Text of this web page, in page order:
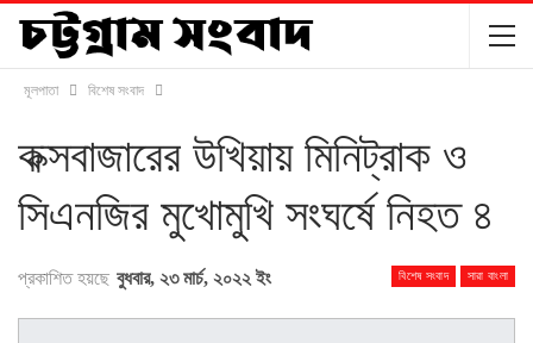
মূলপাতা বিশেষ সংবাদ
কক্সবাজারের উখিয়ায় মিনিট্রাক ও
সিএনজির মুখোমুখি সংঘর্ষে নিহত ৪
বিশেষ সংবাদ সারা বাংলা
প্রকাশিত হয়ছে বুধবার, ২৩ মার্চ, ২০২২ ইং